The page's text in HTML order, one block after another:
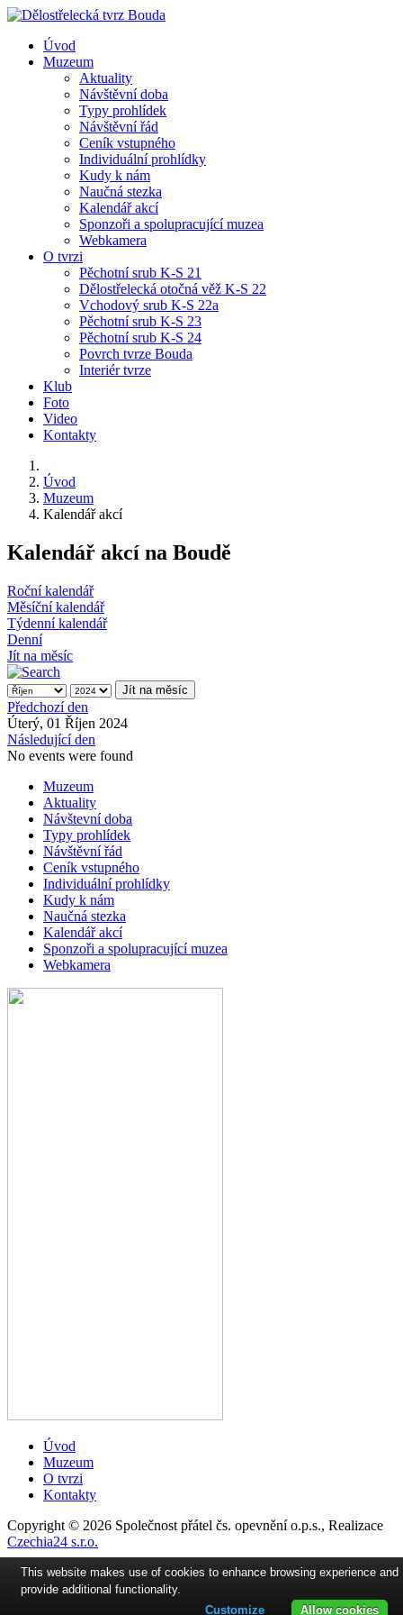
Úvod
Muzeum
Aktuality
Návštěvní doba
Typy prohlídek
Návštěvní řád
Ceník vstupného
Individuální prohlídky
Kudy k nám
Naučná stezka
Kalendář akcí
Sponzoři a spolupracující muzea
Webkamera
O tvrzi
Pěchotní srub K-S 21
Dělostřelecká otočná věž K-S 22
Vchodový srub K-S 22a
Pěchotní srub K-S 23
Pěchotní srub K-S 24
Povrch tvrze Bouda
Interiér tvrze
Klub
Foto
Video
Kontakty
Úvod
Muzeum
Kalendář akcí
Kalendář akcí na Boudě
Roční kalendář
Měsíční kalendář
Týdenní kalendář
Denní
Jít na měsíc
Jít na měsíc
Předchozí den
Úterý, 01 Říjen 2024
Následující den
No events were found
Muzeum
Aktuality
Návštevní doba
Typy prohlídek
Návštěvní řád
Ceník vstupného
Individuální prohlídky
Kudy k nám
Naučná stezka
Kalendář akcí
Sponzoři a spolupracující muzea
Webkamera
Úvod
Muzeum
O tvrzi
Kontakty
Copyright © 2026 Společnost přátel čs. opevnění o.p.s., Realizace
Czechia24 s.r.o.
This website makes use of cookies to enhance browsing experience and
provide additional functionality.
Allow cookies
Customize